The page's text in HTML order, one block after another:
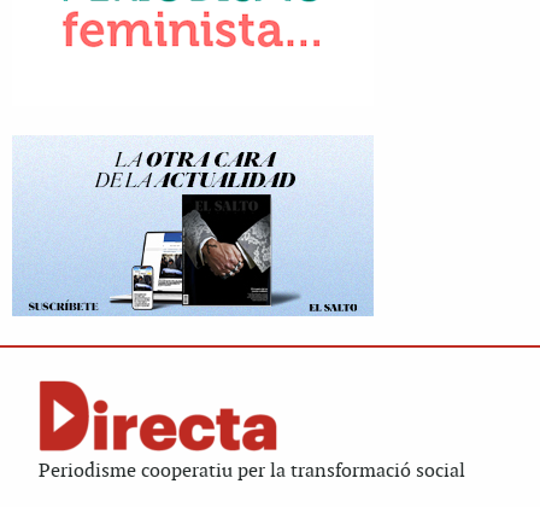
Periodisme cooperatiu per la transformació social